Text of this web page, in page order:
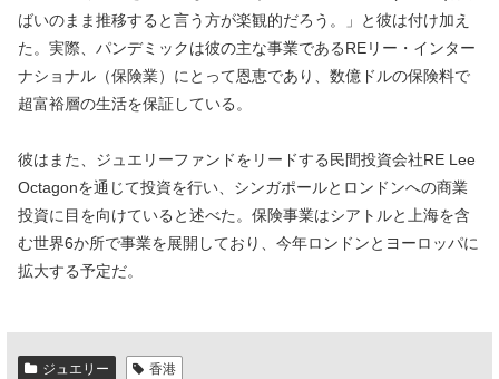
ばいのまま推移すると言う方が楽観的だろう。」と彼は付け加え
た。実際、パンデミックは彼の主な事業であるREリー・インター
ナショナル（保険業）にとって恩恵であり、数億ドルの保険料で
超富裕層の生活を保証している。
彼はまた、ジュエリーファンドをリードする民間投資会社RE Lee
Octagonを通じて投資を行い、シンガポールとロンドンへの商業
投資に目を向けていると述べた。保険事業はシアトルと上海を含
む世界6か所で事業を展開しており、今年ロンドンとヨーロッパに
拡大する予定だ。
ジュエリー 香港